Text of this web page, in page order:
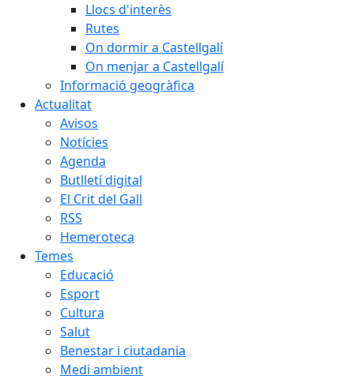
Llocs d'interès
Rutes
On dormir a Castellgalí
On menjar a Castellgalí
Informació geogràfica
Actualitat
Avisos
Notícies
Agenda
Butlletí digital
El Crit del Gall
RSS
Hemeroteca
Temes
Educació
Esport
Cultura
Salut
Benestar i ciutadania
Medi ambient